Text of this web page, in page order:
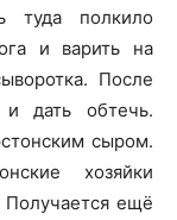
туда полкило
и варить на
После
дать обтечь.
сыром.
хозяйки
ещё